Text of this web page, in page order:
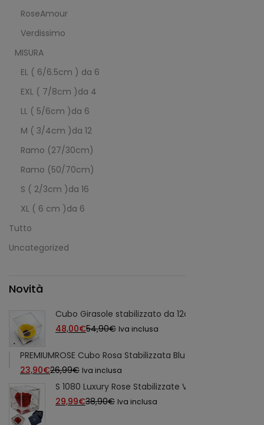
RoseAmour
Verdissimo
MISURA
EL ( 6/6.5cm ) da 6
EXL ( 7/8cm )da 4
LL ( 5/6cm )da 6
M ( 3/4cm )da 12
Ramo (27/30cm)
Ramo (50/70cm)
S ( 2/3cm )da 16
XL ( 6 cm )da 6
Tutto
Uncategorized
Novità
Cubo Girasole stabilizzato da 12cm, Cubo con
48,00€Il
attuale
è:
48,00€.
54,90€ Il
originale
era:
54,90€.
Iva inclusa
PREMIUMROSE Cubo Rosa Stabilizzata Blu Profumata 8cm
23,90€Il
prezzo
attuale
26,99€ Il
prezzo
originale
Iva inclusa
S 1080 Luxury Rose Stabilizzate Vere in Cubo più
29,99€Il
38,90€ IlIva inclusa